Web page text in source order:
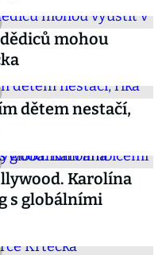
mohou
dětem nestačí,
Karolína
s globálními